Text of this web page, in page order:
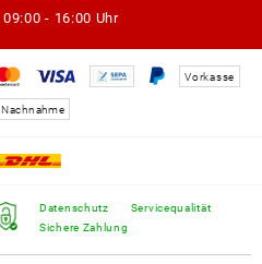
09:00 - 16:00 Uhr
Vorkasse
Nachnahme
Datenschutz
Sichere Zahlung
Servicequalität